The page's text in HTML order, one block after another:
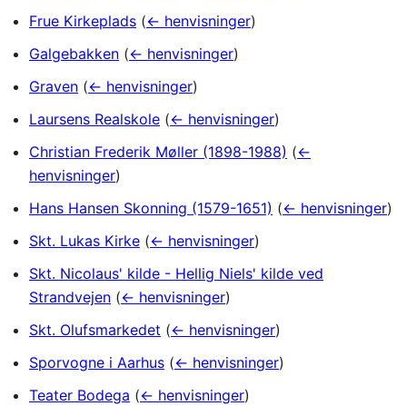
Frue Kirkeplads (← henvisninger)
Galgebakken (← henvisninger)
Graven (← henvisninger)
Laursens Realskole (← henvisninger)
Christian Frederik Møller (1898-1988) (←
henvisninger)
Hans Hansen Skonning (1579-1651) (← henvisninger)
Skt. Lukas Kirke (← henvisninger)
Skt. Nicolaus' kilde - Hellig Niels' kilde ved
Strandvejen (← henvisninger)
Skt. Olufsmarkedet (← henvisninger)
Sporvogne i Aarhus (← henvisninger)
Teater Bodega (← henvisninger)